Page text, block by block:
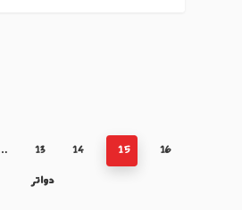
13 14 15
16
دواتر